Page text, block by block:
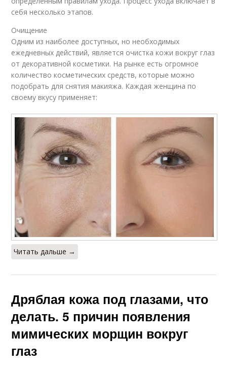
себя несколько этапов.
Очищение
Одним из наиболее доступных, но необходимых
ежедневных действий, является очистка кожи вокруг глаз
от декоративной косметики. На рынке есть огромное
количество косметических средств, которые можно
подобрать для снятия макияжа. Каждая женщина по
своему вкусу применяет:
Читать дальше →
Дряблая кожа под глазами, что
делать. 5 причин появления
мимических морщин вокруг
глаз